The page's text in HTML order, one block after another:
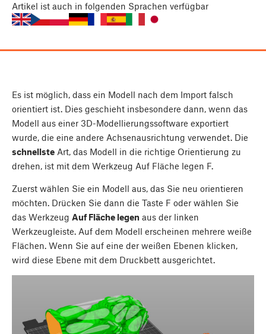
Artikel ist auch in folgenden Sprachen verfügbar
Es ist möglich, dass ein Modell nach dem Import falsch
orientiert ist. Dies geschieht insbesondere dann, wenn das
Modell aus einer 3D-Modellierungssoftware exportiert
wurde, die eine andere Achsenausrichtung verwendet. Die
schnellste Art, das Modell in die richtige Orientierung zu
drehen, ist mit dem Werkzeug Auf Fläche legen F.
Zuerst wählen Sie ein Modell aus, das Sie neu orientieren
möchten. Drücken Sie dann die Taste F oder wählen Sie
das Werkzeug Auf Fläche legen aus der linken
Werkzeugleiste. Auf dem Modell erscheinen mehrere weiße
Flächen. Wenn Sie auf eine der weißen Ebenen klicken,
wird diese Ebene mit dem Druckbett ausgerichtet.